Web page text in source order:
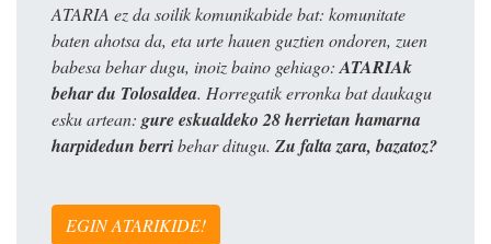
ATARIA ez da soilik komunikabide bat: komunitate
baten ahotsa da, eta urte hauen guztien ondoren, zuen
babesa behar dugu, inoiz baino gehiago: ATARIAk
behar du Tolosaldea. Horregatik erronka bat daukagu
esku artean: gure eskualdeko 28 herrietan hamarna
harpidedun berribehar ditugu. Zu falta zara, bazatoz?
EGIN ATARIKIDE!